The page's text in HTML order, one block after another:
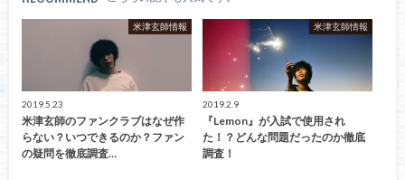
米津玄師情報
2019.5.23
米津玄師のファンクラブはなぜ作
らない？いつできるのか？ファン
の疑問を徹底調査…
米津玄師情報
2019.2.9
『Lemon』が入試で使用され
た！？どんな問題だったのか徹底
調査！